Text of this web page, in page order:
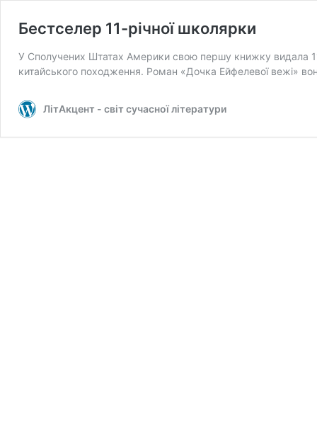
Бестселер 11-річної школярки
У Сполучених Штатах Америки свою першу книжку видала
китайського походження. Роман «Дочка Ейфелевої вежі»
ЛітАкцент - світ сучасної літератури